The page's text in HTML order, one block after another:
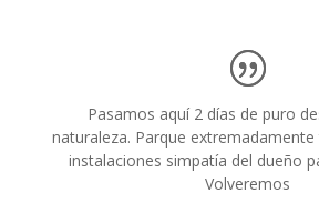
Pasamos aquí 2 días de puro
naturaleza. Parque
instalaciones simpatía del dueño
Volveremos